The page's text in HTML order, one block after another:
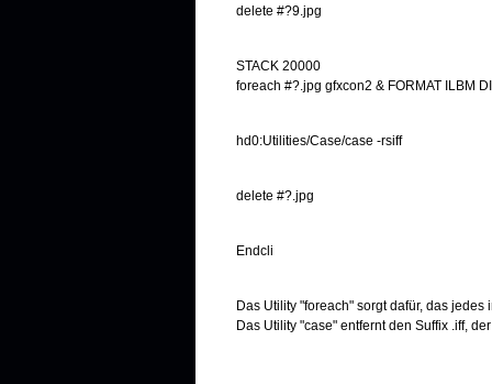
delete #?9.jpg
STACK 20000
foreach #?.jpg gfxcon2 & FORMAT ILBM
hd0:Utilities/Case/case -rsiff
delete #?.jpg
Endcli
Das Utility "foreach" sorgt dafür, das
Das Utility "case" entfernt den Suffix .iff,